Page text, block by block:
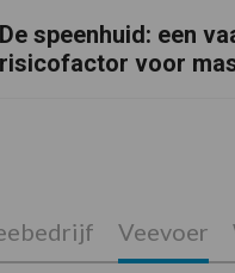
De speenhuid: een
risicofactor voor
Veevoer